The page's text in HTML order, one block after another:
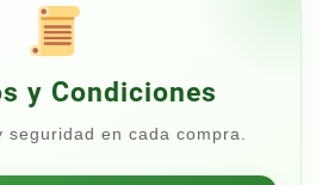
y Condiciones
seguridad en cada compra.